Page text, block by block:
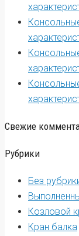
Свежие
Рубрики
Без
Козловой
Кран балка